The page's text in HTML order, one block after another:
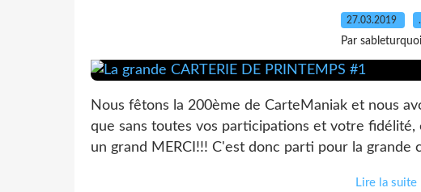
27.03.2019
Par
Nous fêtons la 200ème de CarteManiak et nous
que sans toutes vos participations et votre fidélité,
un grand MERCI!!! C'est donc parti pour la grande
Lire la suite